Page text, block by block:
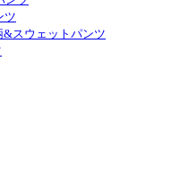
ツ
&スウェットパンツ